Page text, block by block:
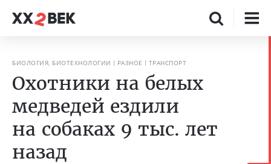
БИОЛОГИЯ, БИОТЕХНОЛОГИИ РАЗНОЕ ТРАНСПОРТ
Охотники на белых
медведей ездили
на собаках 9 тыс. лет
назад